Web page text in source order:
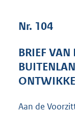
Nr. 104
BRIEF
Aan de